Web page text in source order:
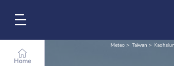
Home
Meteo Taïwan